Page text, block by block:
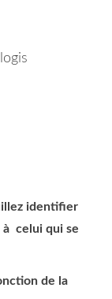
identifier
à celui qui se
de la